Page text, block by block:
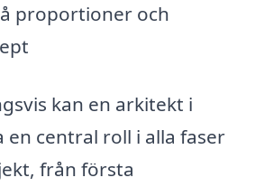
proportioner och
kan en arkitekt i
en central roll i alla faser
från första